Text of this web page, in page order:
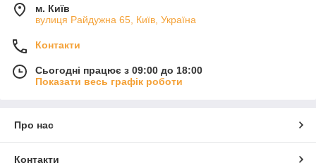
м. Київ
вулиця Райдужна 65, Київ, Україна
Контакти
Сьогодні працює з 09:00 до 18:00
Показати весь графік роботи
Про нас
Контакти